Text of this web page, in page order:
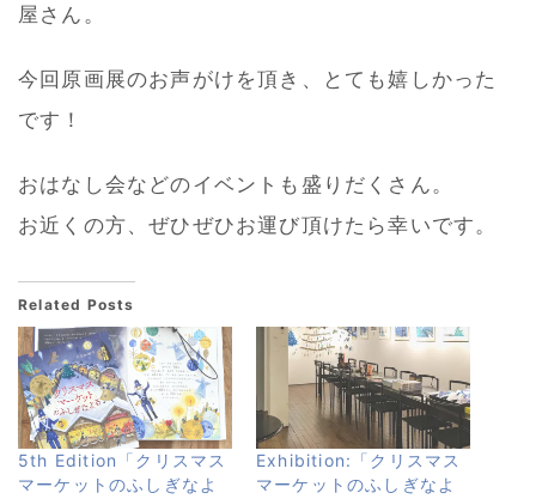
屋さん。
今回原画展のお声がけを頂き、とても嬉しかった
です！
おはなし会などのイベントも盛りだくさん。
お近くの方、ぜひぜひお運び頂けたら幸いです。
Related Posts
5th Edition「クリスマス
マーケットのふしぎなよ
Exhibition:「クリスマス
マーケットのふしぎなよ